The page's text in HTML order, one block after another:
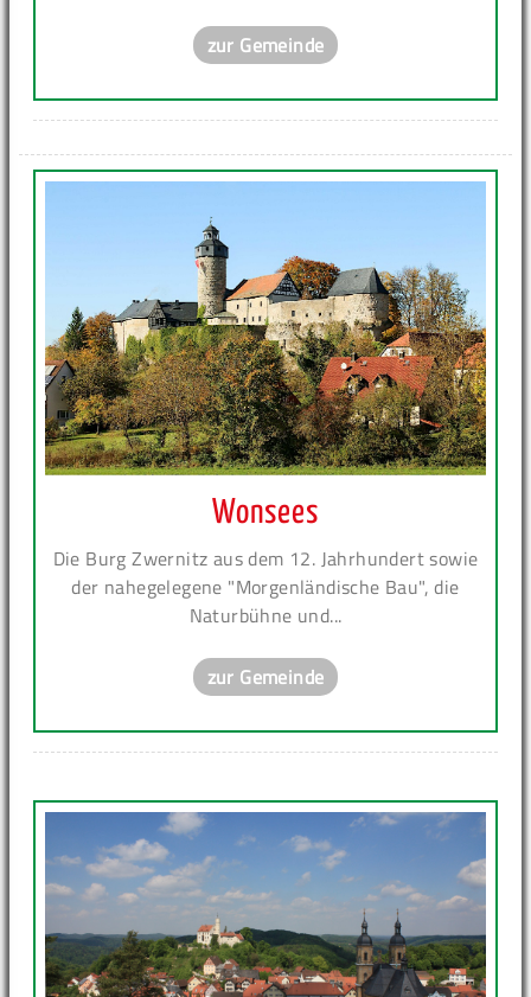
zur Gemeinde
Wonsees
Die Burg Zwernitz aus dem 12. Jahrhundert sowie
der nahegelegene "Morgenländische Bau", die
Naturbühne und...
zur Gemeinde